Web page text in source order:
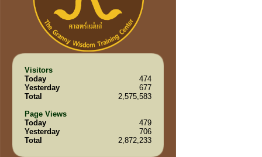
Visitors
Today
474
Yesterday
677
Total
2,575,583
Page Views
Today
479
Yesterday
706
Total
2,872,233